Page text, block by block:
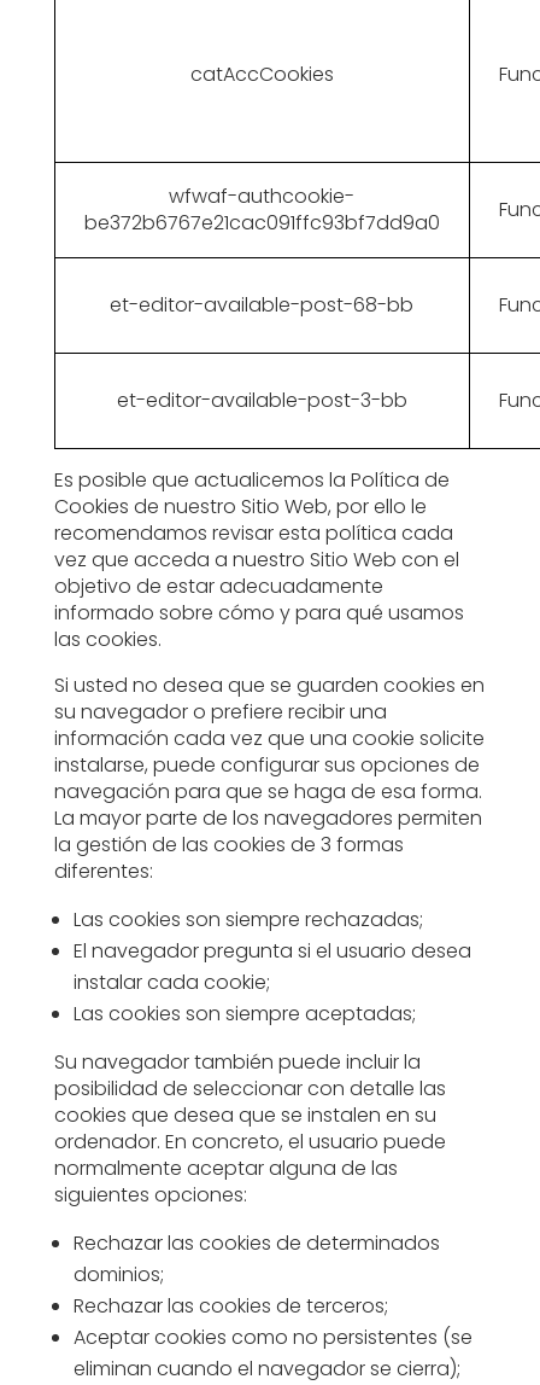
catAccCookies
wfwaf-authcookie-
be372b6767e21cac091ffc93bf7dd9a0
et-editor-available-post-68-bb
et-editor-available-post-3-bb
Es posible que actualicemos la Política de
Cookies de nuestro Sitio Web, por ello le
recomendamos revisar esta política cada
vez que acceda a nuestro Sitio Web con el
objetivo de estar adecuadamente
informado sobre cómo y para qué usamos
las cookies.
Si usted no desea que se guarden cookies en
su navegador o prefiere recibir una
información cada vez que una cookie solicite
instalarse, puede configurar sus opciones de
navegación para que se haga de esa forma.
La mayor parte de los navegadores permiten
la gestión de las cookies de 3 formas
diferentes:
Las cookies son siempre rechazadas;
El navegador pregunta si el usuario desea
instalar cada cookie;
Las cookies son siempre aceptadas;
Su navegador también puede incluir la
posibilidad de seleccionar con detalle las
cookies que desea que se instalen en su
ordenador. En concreto, el usuario puede
normalmente aceptar alguna de las
siguientes opciones:
Rechazar las cookies de determinados
dominios;
Rechazar las cookies de terceros;
Aceptar cookies como no persistentes (se
eliminan cuando el navegador se cierra);